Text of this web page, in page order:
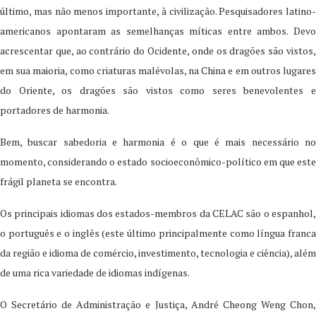
último, mas não menos importante, à civilização. Pesquisadores latino-
americanos apontaram as semelhanças míticas entre ambos. Devo
acrescentar que, ao contrário do Ocidente, onde os dragões são vistos,
em sua maioria, como criaturas malévolas, na China e em outros lugares
do Oriente, os dragões são vistos como seres benevolentes e
portadores de harmonia.
Bem, buscar sabedoria e harmonia é o que é mais necessário no
momento, considerando o estado socioeconômico-político em que este
frágil planeta se encontra.
Os principais idiomas dos estados-membros da CELAC são o espanhol,
o português e o inglês (este último principalmente como língua franca
da região e idioma de comércio, investimento, tecnologia e ciência), além
de uma rica variedade de idiomas indígenas.
O Secretário de Administração e Justiça, André Cheong Weng Chon,